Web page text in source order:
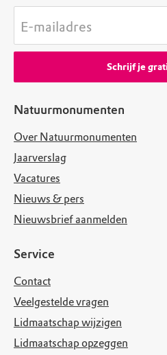
Natuurmonumenten
Over Natuurmonumenten
Jaarverslag
Vacatures
Nieuws & pers
Nieuwsbrief aanmelden
Service
Contact
Veelgestelde vragen
Lidmaatschap wijzigen
Lidmaatschap opzeggen
E-mailadres
Schrijf je